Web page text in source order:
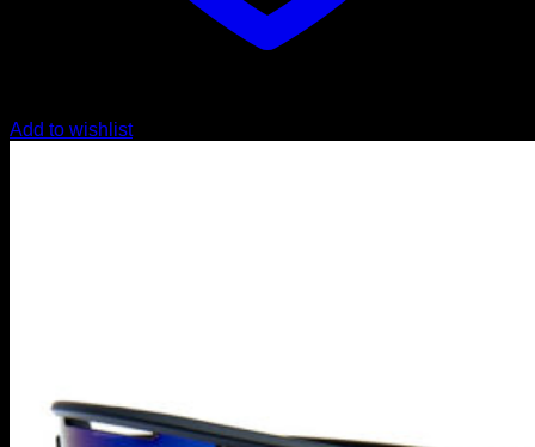
Add to wishlist